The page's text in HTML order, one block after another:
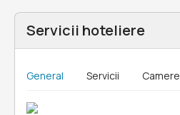
Servicii hoteliere
General Servicii Camere